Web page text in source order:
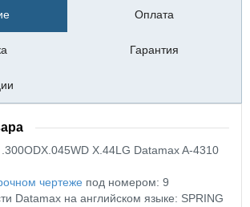
Оплата
Гарантия
X.44LG Datamax A-4310
чертеже под номером: 9
Datamax на английском языке: SPRING